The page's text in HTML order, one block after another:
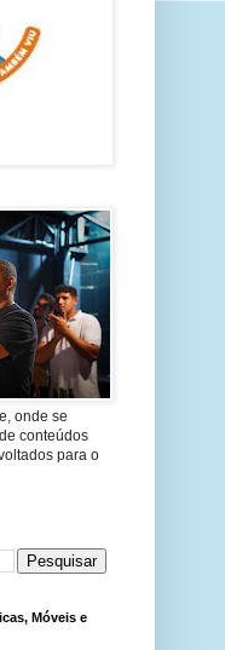
onde se
conteúdos
para o
Móveis e